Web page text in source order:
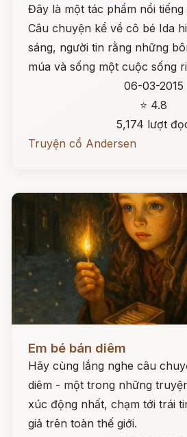
Đây là một tác phẩm nổi tiếng
Câu chuyện kể về cô bé Ida
sáng, người tin rằng những
múa và sống một cuộc sống
06-03-2015
⭐ 4.8
5,174 lượt
Truyện cổ Andersen
Em bé bán diêm
Hãy cùng lắng nghe câu
diêm - một trong những
xúc động nhất, chạm tới trái
giả trên toàn thế giới.